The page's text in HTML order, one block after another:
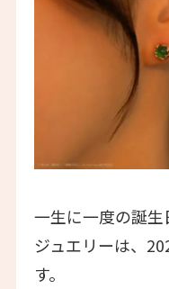
一生に一度の誕
ジュエリーは、
す。